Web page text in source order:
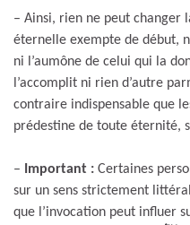
– Ainsi, rien ne peut changer
éternelle exempte de début,
ni l’aumône de celui qui la
l’accomplit ni rien d’autre
contraire indispensable que
prédestine de toute éternité,
– Important : Certaines
sur un sens strictement
que l’invocation peut influer